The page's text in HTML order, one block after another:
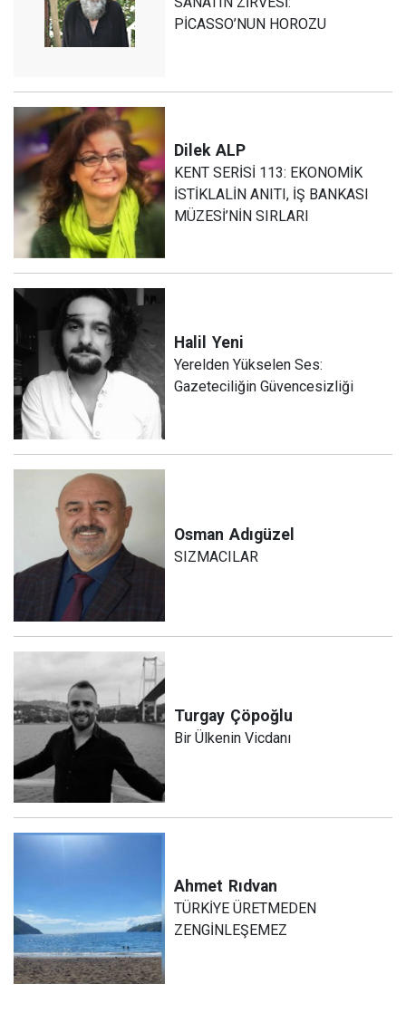
PİCASSO’NUN HOROZU
Dilek ALP
KENT SERİSİ 113: EKONOMİK
İSTİKLALİN ANITI, İŞ BANKASI
MÜZESİ’NİN SIRLARI
Halil Yeni
Yerelden Yükselen Ses:
Gazeteciliğin Güvencesizliği
Osman Adıgüzel
SIZMACILAR
Turgay Çöpoğlu
Bir Ülkenin Vicdanı
Ahmet Rıdvan
TÜRKİYE ÜRETMEDEN
ZENGİNLEŞEMEZ